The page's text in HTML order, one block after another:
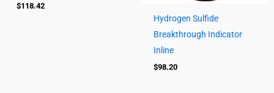
$118.42
Hydrogen Sulfide
Breakthrough Indicator
Inline
$98.20